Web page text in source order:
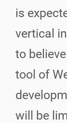
is
vertical
to
tool of
will be